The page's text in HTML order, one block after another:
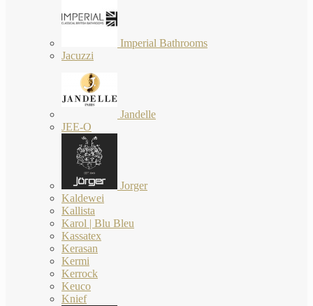
Imperial Bathrooms
Jacuzzi
Jandelle
JEE-O
Jorger
Kaldewei
Kallista
Karol | Blu Bleu
Kassatex
Kerasan
Kermi
Kerrock
Keuco
Knief